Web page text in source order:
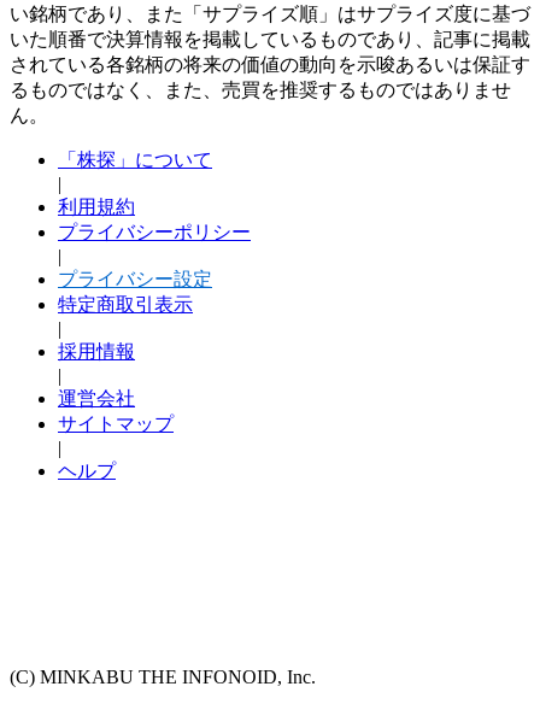
い銘柄であり、また「サプライズ順」はサプライズ度に基づ
いた順番で決算情報を掲載しているものであり、記事に掲載
されている各銘柄の将来の価値の動向を示唆あるいは保証す
るものではなく、また、売買を推奨するものではありませ
ん。
「株探」について
|
利用規約
プライバシーポリシー
|
プライバシー設定
特定商取引表示
|
採用情報
|
運営会社
サイトマップ
|
ヘルプ
(C) MINKABU THE INFONOID, Inc.